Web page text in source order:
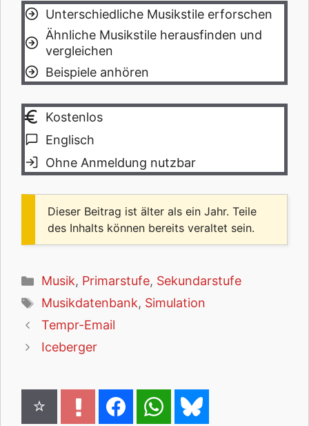
Unterschiedliche Musikstile erforschen
Ähnliche Musikstile herausfinden und
vergleichen
Beispiele anhören
Kostenlos
Englisch
Ohne Anmeldung nutzbar
Dieser Beitrag ist älter als ein Jahr. Teile
des Inhalts können bereits veraltet sein.
Kategorien
Musik, Primarstufe, Sekundarstufe
Schlagwörter
Musikdatenbank, Simulation
Tempr-Email
Iceberger